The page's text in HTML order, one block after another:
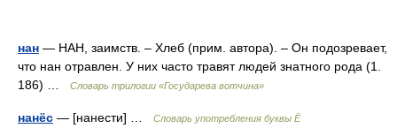
нан — НАН, заимств. – Хлеб (прим. автора). – Он подозревает,
что нан отравлен. У них часто травят людей знатного рода (1.
186) …
Словарь трилогии «Государева вотчина»
нанёс — [нанести] … Словарь употребления буквы Ё